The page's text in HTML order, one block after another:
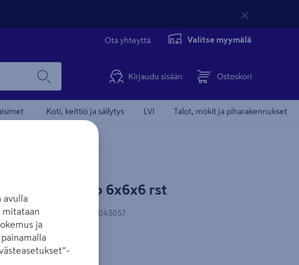
Ota yhteyttä Valitse myymälä
Kirjaudu sisään Ostoskori
Koti, keittiö ja säilytys LVI Talot, mökit ja piharakennukset
40cm E.Vuorio 6x6x6 rst
EAN-koodi 6417289043057
avulla
mitataan
ja